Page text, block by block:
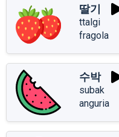
딸기
ttalgi
fragola
수박
subak
anguria